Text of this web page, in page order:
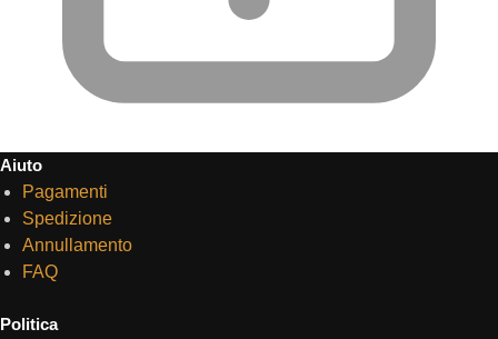
Aiuto
Pagamenti
Spedizione
Annullamento
FAQ
Politica